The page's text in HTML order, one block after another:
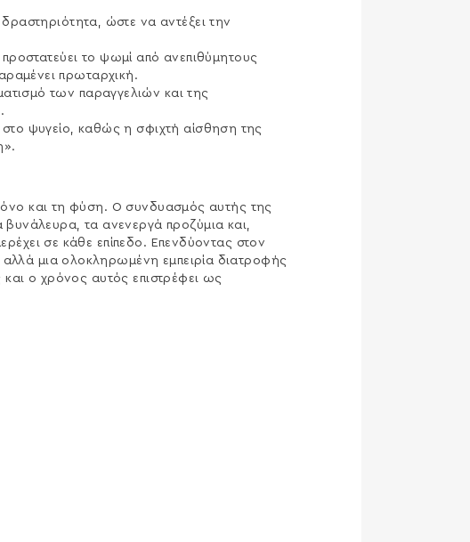
δραστηριότητα, ώστε να αντέξει την
το ψωμί από ανεπιθύμητους
πρωταρχική.
των παραγγελιών και της
ψυγείο, καθώς η σφιχτή αίσθηση της
και τη φύση. Ο συνδυασμός αυτής της
τα ανενεργά προζύμια και,
σε κάθε επίπεδο. Επενδύοντας στον
μια ολοκληρωμένη εμπειρία διατροφής
και ο χρόνος αυτός επιστρέφει ως